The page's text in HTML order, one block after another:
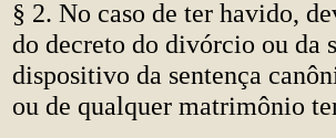
§ 2. No caso de ter havido,
do decreto do divórcio ou da
dispositivo da sentença
ou de qualquer matrimônio